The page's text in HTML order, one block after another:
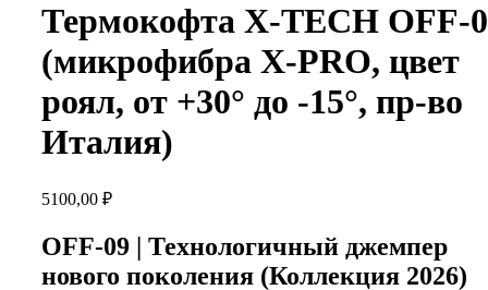
Термокофта X-TECH OFF-
(микрофибра X-PRO, цвет
роял, от +30° до -15°, пр-во
Италия)
5100,00 ₽
OFF-09 | Технологичный джемпер
нового поколения (Коллекция 2026)